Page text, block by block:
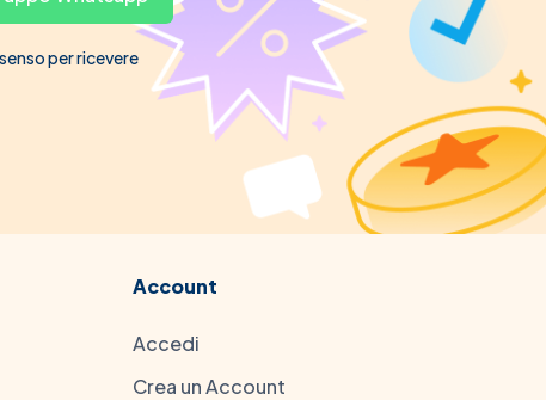
per ricevere
Account
Accedi
Crea un Account